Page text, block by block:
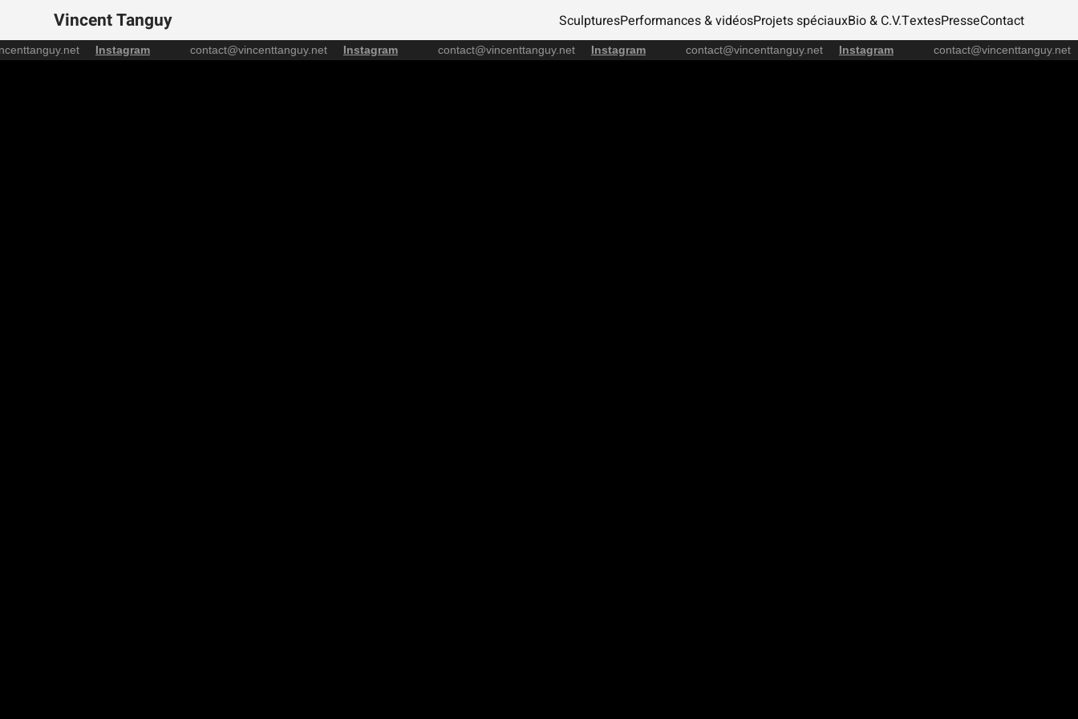
Vincent Tanguy SculpturesPerformances & vidéosProjets spéciauxBio & C.V.TextesPresseContact
Instagram contact@vincenttanguy.net Instagram contact@vincenttanguy.net Instagram contact@vincenttanguy.net Instagram